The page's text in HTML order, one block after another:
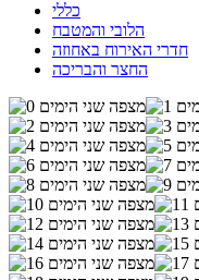
כללי
הלובי והמטבח
חדרי האירוח באחוזה
החצר והבריכה